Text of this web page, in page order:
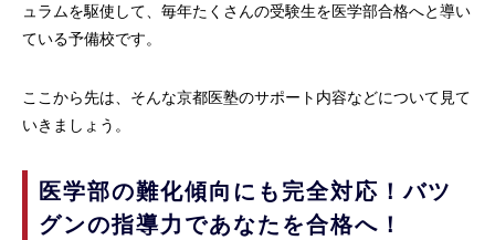
ュラムを駆使して、毎年たくさんの受験生を医学部合格へと導い
ている予備校です。
ここから先は、そんな京都医塾のサポート内容などについて見て
いきましょう。
医学部の難化傾向にも完全対応！バツ
グンの指導力であなたを合格へ！